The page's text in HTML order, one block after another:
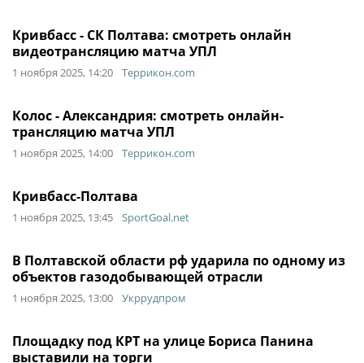
Кривбасс - СК Полтава: смотреть онлайн
видеотрансляцию матча УПЛ
1 ноября 2025, 14:20 Террикон.com
Колос - Александрия: смотреть онлайн-
трансляцию матча УПЛ
1 ноября 2025, 14:00 Террикон.com
Кривбасс-Полтава
1 ноября 2025, 13:45 SportGoal.net
В Полтавской области рф ударила по одному из
объектов газодобывающей отрасли
1 ноября 2025, 13:00 Укррудпром
Площадку под КРТ на улице Бориса Панина
выставили на торги